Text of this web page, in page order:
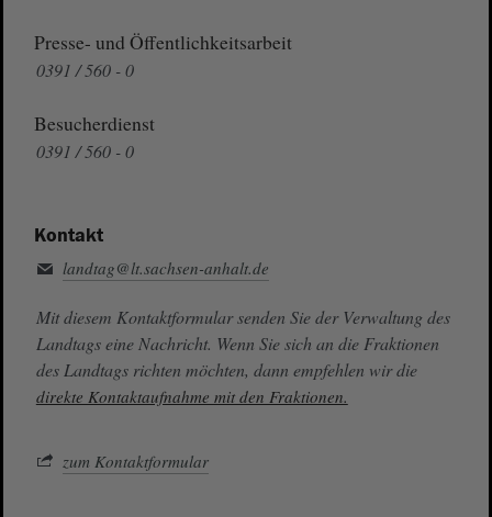
Presse- und Öffentlichkeitsarbeit
0391 / 560 - 0
Besucherdienst
0391 / 560 - 0
Kontakt
landtag@lt.sachsen-anhalt.de
Mit diesem Kontaktformular senden Sie der Verwaltung des
Landtags eine Nachricht. Wenn Sie sich an die Fraktionen
des Landtags richten möchten, dann empfehlen wir die
direkte Kontaktaufnahme mit den Fraktionen.
zum Kontaktformular